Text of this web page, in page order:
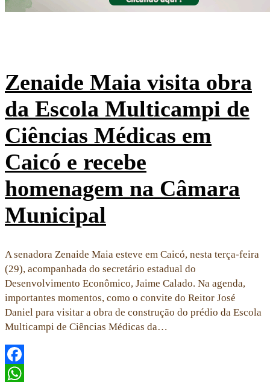
Zenaide Maia visita obra
da Escola Multicampi de
Ciências Médicas em
Caicó e recebe
homenagem na Câmara
Municipal
A senadora Zenaide Maia esteve em Caicó, nesta terça-feira
(29), acompanhada do secretário estadual do
Desenvolvimento Econômico, Jaime Calado. Na agenda,
importantes momentos, como o convite do Reitor José
Daniel para visitar a obra de construção do prédio da Escola
Multicampi de Ciências Médicas da…
Facebook